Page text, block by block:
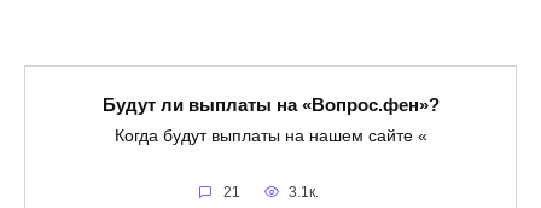
Будут ли выплаты на «Вопрос.фен»?
Когда будут выплаты на нашем сайте «
21 3.1к.